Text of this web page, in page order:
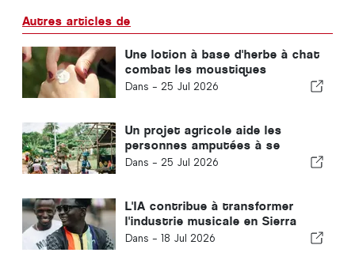
Autres articles de
Une lotion à base d'herbe à chat
combat les moustiques
vecteurs du paludisme
Dans - 25 Jul 2026
Un projet agricole aide les
personnes amputées à se
reconstruire une vie
Dans - 25 Jul 2026
L'IA contribue à transformer
l'industrie musicale en Sierra
Leone
Dans - 18 Jul 2026